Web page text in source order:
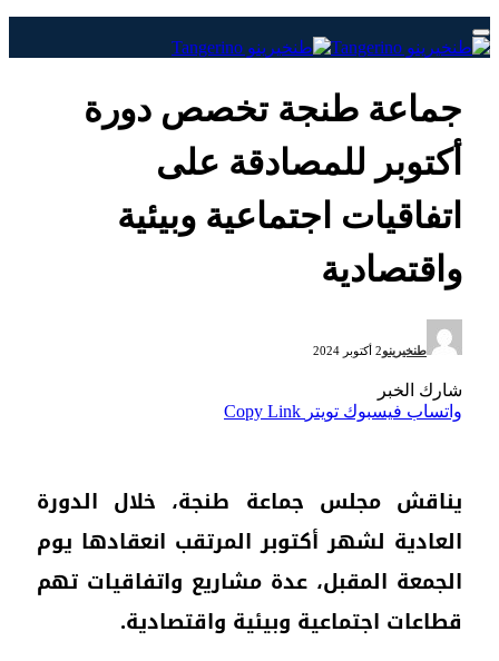
جماعة طنجة تخصص دورة
أكتوبر للمصادقة على
اتفاقيات اجتماعية وبيئية
واقتصادية
طنخيرينو2 أكتوبر 2024
شارك الخبر
واتساب فيسبوك تويتر Copy Link
يناقش مجلس جماعة طنجة، خلال الدورة
العادية لشهر أكتوبر المرتقب انعقادها يوم
الجمعة المقبل، عدة مشاريع واتفاقيات تهم
قطاعات اجتماعية وبيئية واقتصادية.